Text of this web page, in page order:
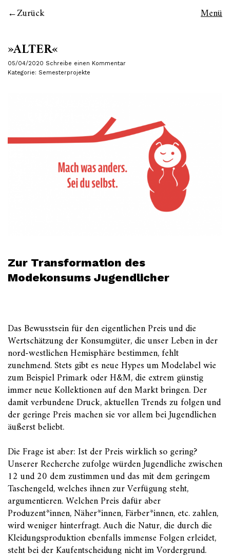
Zurück Menü
»ALTER«
05/04/2020 Schreibe einen Kommentar
Kategorie: Semesterprojekte
Zur Transformation des
Modekonsums Jugendlicher
Das Bewusstsein für den eigentlichen Preis und die
Wertschätzung der Konsumgüter, die unser Leben in der
nord-westlichen Hemisphäre bestimmen, fehlt
zunehmend. Stets gibt es neue Hypes um Modelabel wie
zum Beispiel Primark oder H&M, die extrem günstig
immer neue Kollektionen auf den Markt bringen. Der
damit verbundene Druck, aktuellen Trends zu folgen und
der geringe Preis machen sie vor allem bei Jugendlichen
äußerst beliebt.
Die Frage ist aber: Ist der Preis wirklich so gering?
Unserer Recherche zufolge würden Jugendliche zwischen
12 und 20 dem zustimmen und das mit dem geringem
Taschengeld, welches ihnen zur Verfügung steht,
argumentieren. Welchen Preis dafür aber
Produzent*innen, Näher*innen, Färber*innen, etc. zahlen,
wird weniger hinterfragt. Auch die Natur, die durch die
Kleidungsproduktion ebenfalls immense Folgen erleidet,
steht bei der Kaufentscheidung nicht im Vordergrund.